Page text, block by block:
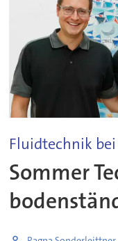
Fluidtechnik
Sommer